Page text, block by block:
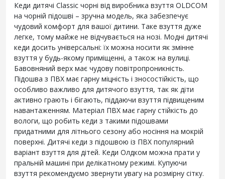
Кеди дитячі Classic чорні від виробника взуття OLDCOM
на чорній підошві – зручна модель, яка забезпечує
чудовий комфорт для вашої дитини. Таке взуття дуже
легке, тому майже не відчувається на нозі. Модні дитячі
кеди досить універсальні: їх можна носити як змінне
взуття у будь-якому приміщенні, а також на вулиці.
Бавовняний верх має чудову повітропроникність.
Підошва з ПВХ має гарну міцність і зносостійкість, що
особливо важливо для дитячого взуття, так як діти
активно грають і бігають, піддаючи взуття підвищеним
навантаженням. Матеріал ПВХ має гарну стійкість до
вологи, що робить кеди з такими підошвами
придатними для літнього сезону або носіння на мокрій
поверхні. Дитячі кеди з підошвою із ПВХ популярний
варіант взуття для дітей. Кеди Олдком можна прати у
пральній машині при делікатному режимі. Купуючи
взуття рекомендуємо звернути увагу на розмірну сітку.